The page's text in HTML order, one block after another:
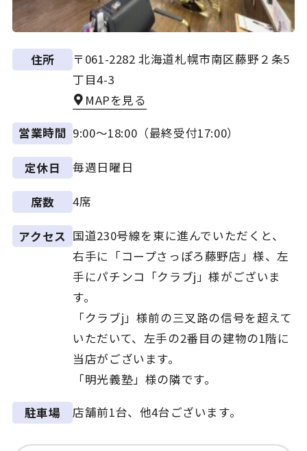
住所
〒061-2282 北海道札幌市南区藤野２条5
丁目4-3
MAPを見る
営業時間 9:00～18:00（最終受付17:00）
定休日 毎週日曜日
席数 4席
アクセス 国道230号線を東に進んでいただくと、
右手に「コープさっぽろ藤野店」様、左
手にパチンコ「クラブj」様がございま
す。
「クラブj」様前の三叉路の信号を超えて
いただいて、左手の2番目の建物の1階に
当店がございます。
「明光義塾」様の隣です。
駐車場 店舗前1台、他4台ございます。